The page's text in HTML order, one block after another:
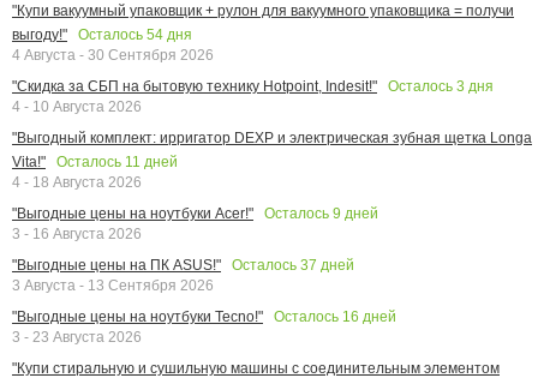
"Купи вакуумный упаковщик + рулон для вакуумного упаковщика = получи
выгоду!"
Осталось 54 дня
4 Августа - 30 Сентября 2026
"Скидка за СБП на бытовую технику Hotpoint, Indesit!"
Осталось 3 дня
4 - 10 Августа 2026
"Выгодный комплект: ирригатор DEXP и электрическая зубная щетка Longa
Vita!"
Осталось 11 дней
4 - 18 Августа 2026
"Выгодные цены на ноутбуки Acer!"
Осталось 9 дней
3 - 16 Августа 2026
"Выгодные цены на ПК ASUS!"
Осталось 37 дней
3 Августа - 13 Сентября 2026
"Выгодные цены на ноутбуки Tecno!"
Осталось 16 дней
3 - 23 Августа 2026
"Купи стиральную и сушильную машины с соединительным элементом